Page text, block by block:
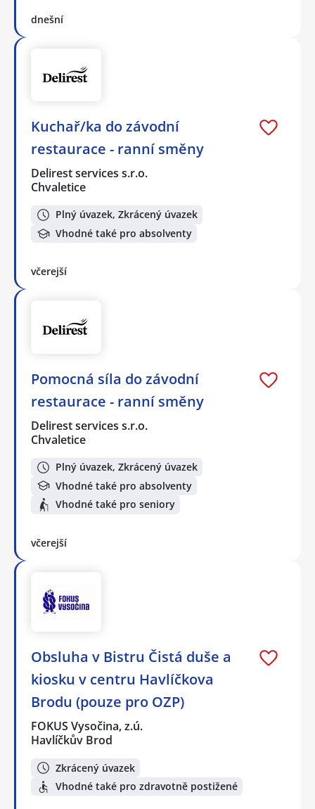
dnešní
Kuchař/ka do závodní
restaurace - ranní směny
Delirest services s.r.o.
Chvaletice
Plný úvazek, Zkrácený úvazek
Vhodné také pro absolventy
včerejší
Pomocná síla do závodní
restaurace - ranní směny
Delirest services s.r.o.
Chvaletice
Plný úvazek, Zkrácený úvazek
Vhodné také pro absolventy
Vhodné také pro seniory
včerejší
Obsluha v Bistru Čistá duše a
kiosku v centru Havlíčkova
Brodu (pouze pro OZP)
FOKUS Vysočina, z.ú.
Havlíčkův Brod
Zkrácený úvazek
Vhodné také pro zdravotně postižené